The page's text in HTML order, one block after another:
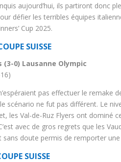
aujourd’hui, ils partiront donc
défier les terribles équipes
Cup 2025.
SUISSE
(3-0) Lausanne Olympic
pas effectuer le
scénario ne fut pas différent. Le
les Val-de-Ruz Flyers ont dominé
avec de gros regrets que les
sans doute permis de remporter une
SUISSE